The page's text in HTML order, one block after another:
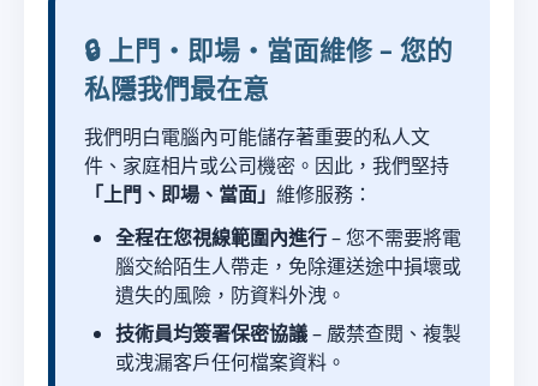
🔒 上門・即場・當面維修 – 您的
私隱我們最在意
我們明白電腦內可能儲存著重要的私人文
件、家庭相片或公司機密。因此，我們堅持
「上門、即場、當面」 維修服務：
全程在您視線範圍內進行– 您不需要將電
腦交給陌生人帶走，免除運送途中損壞或
遺失的風險，防資料外洩。
技術員均簽署保密協議– 嚴禁查閱、複製
或洩漏客戶任何檔案資料。